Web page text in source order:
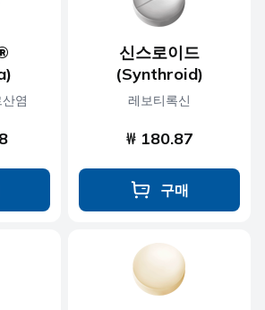
염
신스로이드
(Synthroid)
레보티록신
₩ 180.87
구매